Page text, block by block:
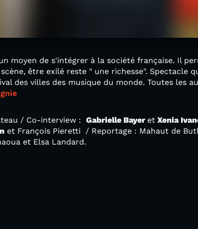
moyen de s'intégrer à la société française. Il
être exilé reste " une richesse". Spectacle
des villes des musique du monde. Toutes les
/ Co-interview : Gabrielle Bayer et Xenia
et François Pieretti / Reportage : Mahaut de
et Elsa Landard.